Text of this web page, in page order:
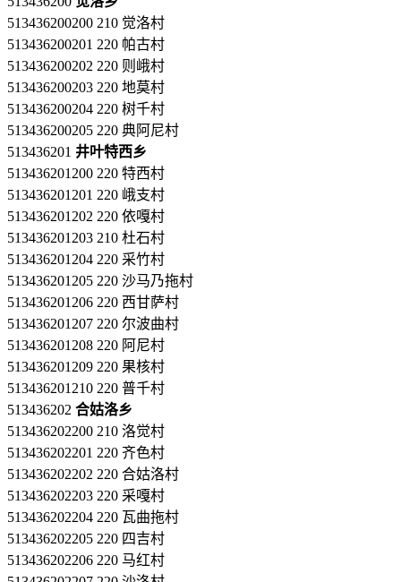
513436200200 210 觉洛村
513436200201 220 帕古村
513436200202 220 则峨村
513436200203 220 地莫村
513436200204 220 树千村
513436200205 220 典阿尼村
513436201 井叶特西乡
513436201200 220 特西村
513436201201 220 峨支村
513436201202 220 依嘎村
513436201203 210 杜石村
513436201204 220 采竹村
513436201205 220 沙马乃拖村
513436201206 220 西甘萨村
513436201207 220 尔波曲村
513436201208 220 阿尼村
513436201209 220 果核村
513436201210 220 普千村
513436202 合姑洛乡
513436202200 210 洛觉村
513436202201 220 齐色村
513436202202 220 合姑洛村
513436202203 220 采嘎村
513436202204 220 瓦曲拖村
513436202205 220 四吉村
513436202206 220 马红村